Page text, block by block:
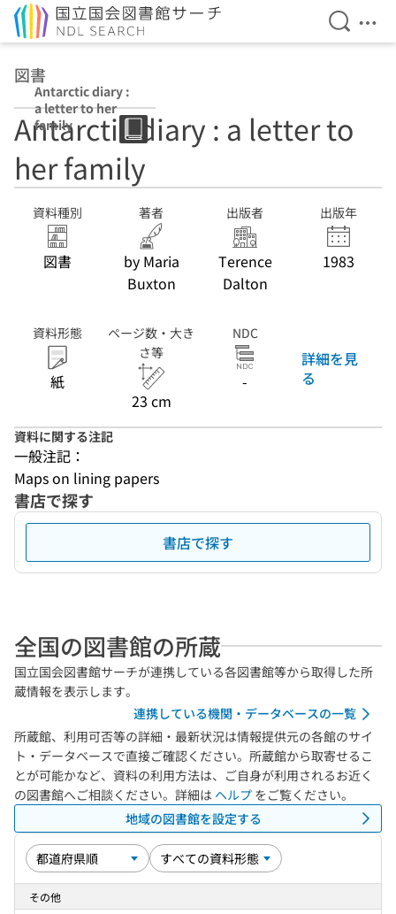
検索を
メ
図書
Antarctic diary :
a letter to her
family
Antarctic diary : a letter to
her family
資料種別
図書
著者
by Maria
Buxton
出版者
Terence
Dalton
出版年
1983
資料形態
紙
ページ数・大き
さ等
23 cm
NDC
-
詳細を見
る
資料に関する注記
一般注記：
Maps on lining papers
書店で探す
書店で探す
全国の図書館の所蔵
国立国会図書館サーチが連携している各図書館等から取得した所
蔵情報を表示します。
連携している機関・データベースの一覧
所蔵館、利用可否等の詳細・最新状況は情報提供元の各館のサイ
ト・データベースで直接ご確認ください。所蔵館から取寄せるこ
とが可能かなど、資料の利用方法は、ご自身が利用されるお近く
の図書館へご相談ください。詳細は ヘルプ をご覧ください。
地域の図書館を設定する
その他